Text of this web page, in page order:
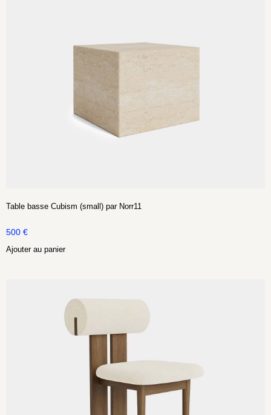
Table basse Cubism (small) par Norr11
500 €
Ajouter au panier